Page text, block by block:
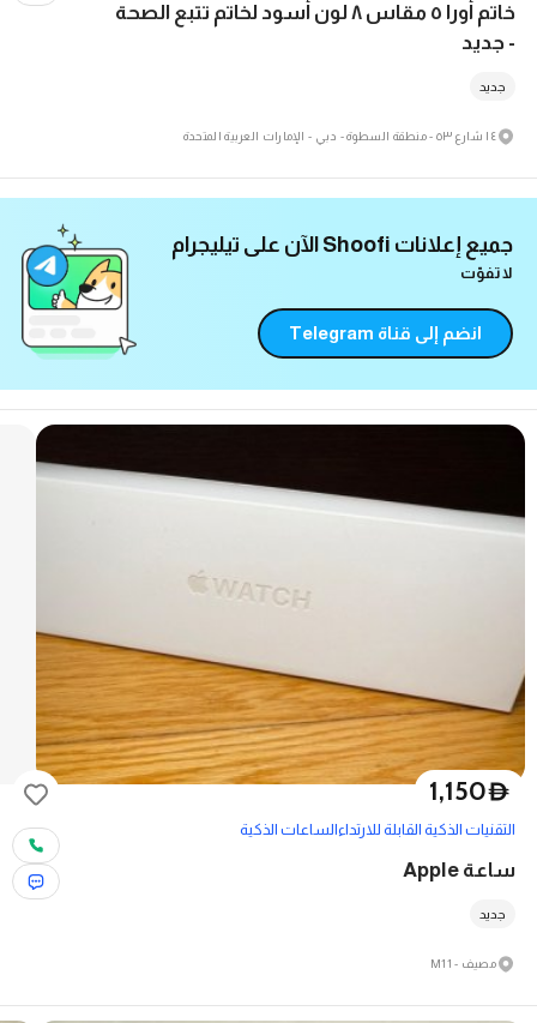
خاتم أورا ٥ مقاس ٨ لون أسود لخاتم تتبع الصحة
- جديد
جديد
١٤ شارع ٥٣ - منطقة السطوة - دبي - الإمارات العربية المتحدة
جميع إعلانات Shoofi الآن على تيليجرام
لا تفوّت
انضم إلى قناة Telegram
D
1,150
التقنيات الذكية القابلة للارتداءالساعات الذكية
ساعة Apple
جديد
مصيف - M11